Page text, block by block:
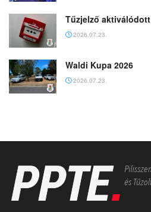
Tűzjelző aktiválódott
2026.07.23.
Waldi Kupa 2026
2026.07.23.